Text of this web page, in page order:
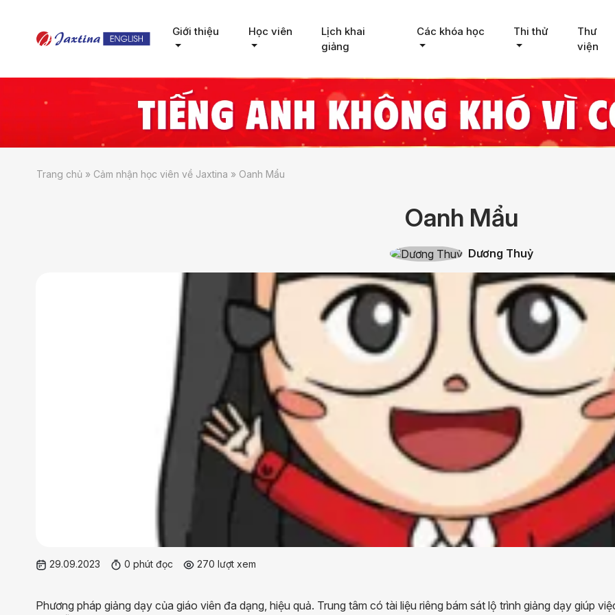
Giới thiệu Học viên
Lịch khai
giảng
Các khóa học Thi thử
Thư
viện
Trang chủ » Cảm nhận học viên về Jaxtina » Oanh Mẩu
Oanh Mẩu
Dương Thuỷ
29.09.2023 0 phút đọc 270 lượt xem
Phương pháp giảng dạy của giáo viên đa dạng, hiệu quả. Trung tâm có tài liệu riêng bám sát lộ trình giảng dạy giúp